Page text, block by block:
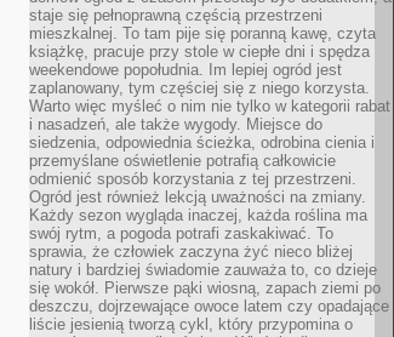
staje się pełnoprawną częścią przestrzeni
mieszkalnej. To tam pije się poranną kawę, czyta
książkę, pracuje przy stole w ciepłe dni i spędza
weekendowe popołudnia. Im lepiej ogród jest
zaplanowany, tym częściej się z niego korzysta.
Warto więc myśleć o nim nie tylko w kategorii rabat
i nasadzeń, ale także wygody. Miejsce do
siedzenia, odpowiednia ścieżka, odrobina cienia i
przemyślane oświetlenie potrafią całkowicie
odmienić sposób korzystania z tej przestrzeni.
Ogród jest również lekcją uważności na zmiany.
Każdy sezon wygląda inaczej, każda roślina ma
swój rytm, a pogoda potrafi zaskakiwać. To
sprawia, że człowiek zaczyna żyć nieco bliżej
natury i bardziej świadomie zauważa to, co dzieje
się wokół. Pierwsze pąki wiosną, zapach ziemi po
deszczu, dojrzewające owoce latem czy opadające
liście jesienią tworzą cykl, który przypomina o